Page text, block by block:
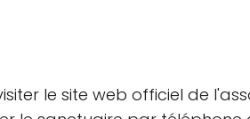
le site web officiel de